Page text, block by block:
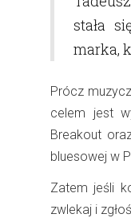
stała
marka,
Prócz
celem jest
Breakout
bluesowej w
Zatem jeśli
zwlekaj i